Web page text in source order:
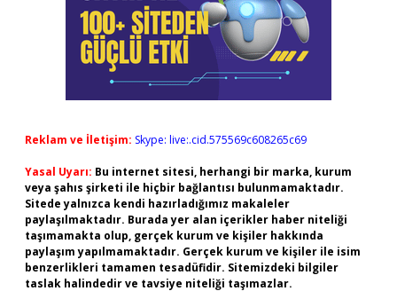
Reklam ve İletişim: Skype: live:.cid.575569c608265c69
Yasal Uyarı: Bu internet sitesi, herhangi bir marka, kurum
veya şahıs şirketi ile hiçbir bağlantısı bulunmamaktadır.
Sitede yalnızca kendi hazırladığımız makaleler
paylaşılmaktadır. Burada yer alan içerikler haber niteliği
taşımamakta olup, gerçek kurum ve kişiler hakkında
paylaşım yapılmamaktadır. Gerçek kurum ve kişiler ile isim
benzerlikleri tamamen tesadüfidir. Sitemizdeki bilgiler
taslak halindedir ve tavsiye niteliği taşımazlar.